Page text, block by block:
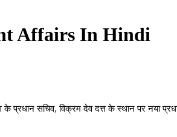
Affairs In Hindi
के प्रधान सचिव, विक्रम देव दत्त के स्थान पर नया